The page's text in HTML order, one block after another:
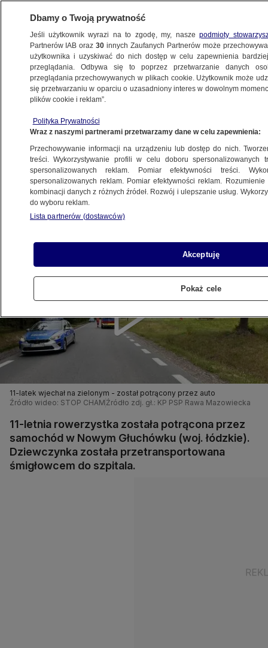
ŁÓDŹ
Lądował śmigłowiec LPR
Oprac.Svitlana Kucherenko
30.05.2026, 17:03
Posłuchaj artykułu
Czyta lektor AI
11-latek wjechał na zielonym - został potrącony przez auto
Źródło wideo: STOP CHAM Źródło zdj. gł.: KP PSP Rawa Mazowiecka
11-letnia rowerzystka została potrącona przez
samochód w Nowym Głuchówku (woj. łódzkie).
Dziewczynka została przetransportowana
śmigłowcem do szpitala.
Dbamy o Twoją prywatność
Jeśli użytkownik wyrazi na to zgodę, my, naszepodmioty
Partnerów IAB oraz30 innych Zaufanych Partnerów może
użytkownika i uzyskiwać do nich dostęp w celu zapewnienia
przeglądania. Odbywa się to poprzez przetwarzanie danych
przeglądania przechowywanych w plikach cookie. Użytkownik może
się przetwarzaniu w oparciu o uzasadniony interes w dowolnym
plików cookie i reklam”.
Polityka Prywatności
Wraz z naszymi partnerami przetwarzamy dane w celu zapewnienia:
Przechowywanie informacji na urządzeniu lub dostęp do nich.
treści. Wykorzystywanie profili w celu doboru spersonalizowanych
spersonalizowanych reklam. Pomiar efektywności treści.
spersonalizowanych reklam. Pomiar efektywności reklam.
kombinacji danych z różnych źródeł. Rozwój i ulepszanie usług.
do wyboru reklam.
Lista partnerów (dostawców)
Akceptuję
Pokaż cele